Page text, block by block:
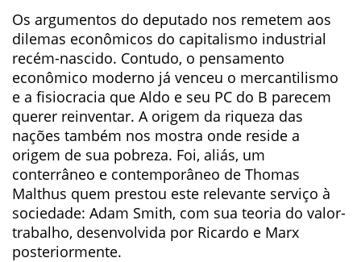
Os argumentos do deputado nos remetem aos
dilemas econômicos do capitalismo industrial
recém-nascido. Contudo, o pensamento
econômico moderno já venceu o mercantilismo
e a fisiocracia que Aldo e seu PC do B parecem
querer reinventar. A origem da riqueza das
nações também nos mostra onde reside a
origem de sua pobreza. Foi, aliás, um
conterrâneo e contemporâneo de Thomas
Malthus quem prestou este relevante serviço à
sociedade: Adam Smith, com sua teoria do valor-
trabalho, desenvolvida por Ricardo e Marx
posteriormente.